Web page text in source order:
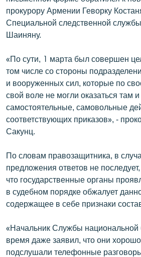
Հայերեն
English
ՀԵՏԵՎԵՔ ՄԵԶ
прокурору Армении Геворку
Специальной следственной
Шаиняну.
«По сути, 1 марта был совершен
том числе со стороны
и вооруженных сил, которые по
свой воле не могли оказаться там
самостоятельные, самовольные
соответствующих приказов», -
Сакунц.
По словам правозащитника, в
предложения ответов не последует,
что государственные органы
в судебном порядке обжалует
содержащее в себе признаки
«Начальник Службы национальной
время даже заявил, что они
подслушали телефонные